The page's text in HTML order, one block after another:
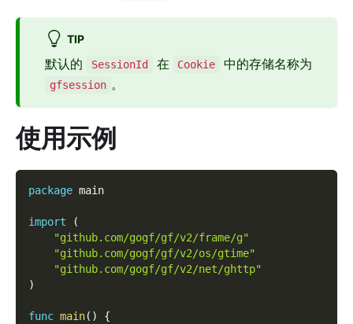
TIP
默认的 SessionId 在 Cookie 中的存储名称为
gfsession 。
使用示例
package main
import
(
"github.com/gogf/gf/v2/frame/g"
"github.com/gogf/gf/v2/os/gtime"
"github.com/gogf/gf/v2/net/ghttp"
)
func main( )
{